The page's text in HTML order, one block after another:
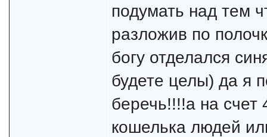
подумать над тем
разложив по
богу отделался
будете целы) да я
беречь!!!!а на счет
кошелька людей